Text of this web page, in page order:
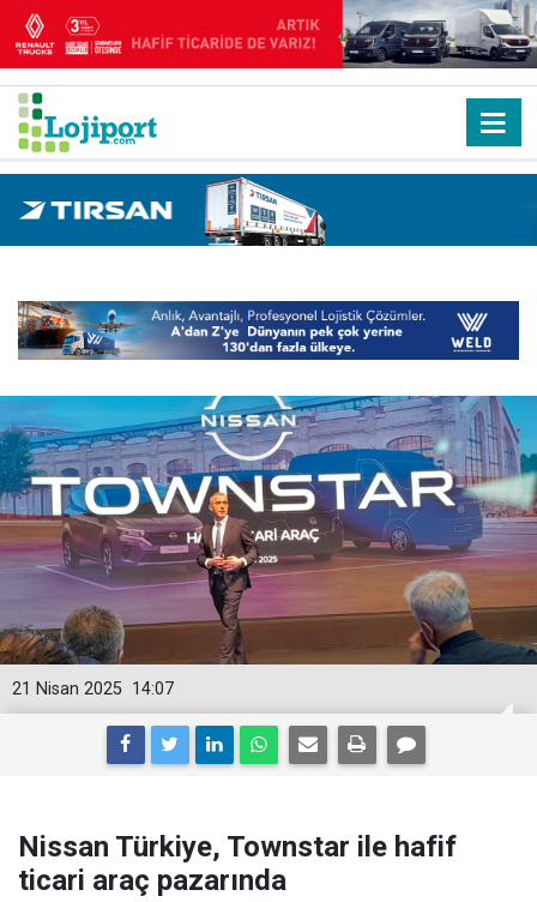
14:07
21 Nisan 2025
Nissan Türkiye, Townstar ile hafif
ticari araç pazarında